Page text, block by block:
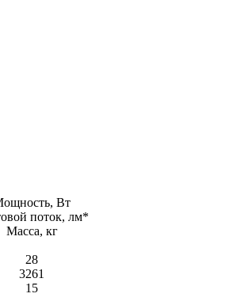
Вт
поток, лм*
Масса, кг
28
3261
15